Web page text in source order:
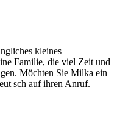
kleines
Familie, die viel Zeit und
Möchten Sie Milka ein
sch auf ihren Anruf.